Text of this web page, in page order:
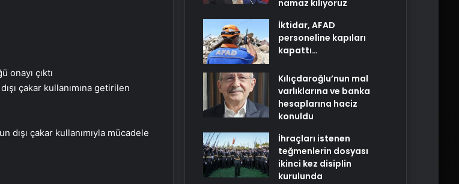
çakar kullanımına getirilen
çakar kullanımıyla mücadele
namaz kılıyoruz
İktidar, AFAD
personeline kapıları
kapattı…
Kılıçdaroğlu’nun mal
varlıklarına ve banka
hesaplarına haciz
konuldu
İhraçları istenen
teğmenlerin dosyası
ikinci kez disiplin
kurulunda